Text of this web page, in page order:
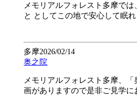
メモリアルフォレスト多摩で
と としてこの地で安心して眠
多摩2026/02/14
奥之院
メモリアルフォレスト多摩、
画がありますので是非ご見学